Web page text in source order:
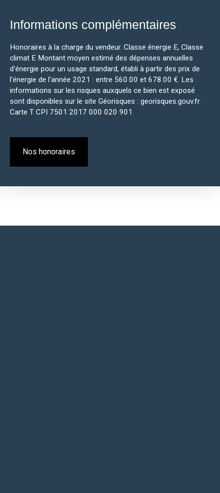
Informations complémentaires
Honoraires à la charge du vendeur. Classe énergie E, Classe
climat E Montant moyen estimé des dépenses annuelles
d'énergie pour un usage standard, établi à partir des prix de
l'énergie de l'année 2021 : entre 560.00 et 678.00 €. Les
informations sur les risques auxquels ce bien est exposé
sont disponibles sur le site Géorisques : georisques.gouv.fr.
Carte T CPI 7501 2017 000 020 901
Nos honoraires